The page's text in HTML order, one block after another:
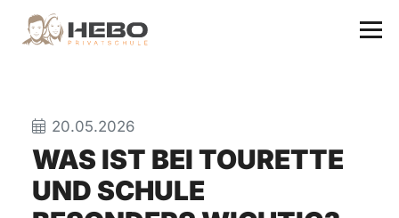
20.05.2026
WAS IST BEI TOURETTE
UND SCHULE